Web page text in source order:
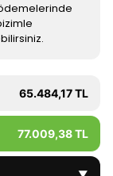
65.484,17 TL
77.009,38 TL
▼